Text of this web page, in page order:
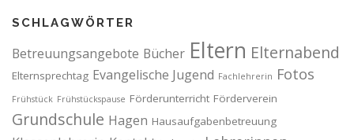
SCHLAGWÖRTER
Betreuungsangebote Bücher Eltern Elternabend
Elternsprechtag Evangelische Jugend Fachlehrerin Fotos
Frühstück Frühstückspause Förderunterricht Förderverein
Grundschule Hagen Hausaufgabenbetreuung